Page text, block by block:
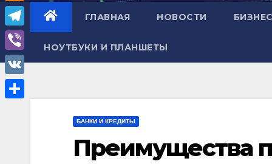
ГЛАВНАЯ НОВОСТИ
НОУТБУКИ И ПЛАНШЕТЫ
БАНКИ И КРЕДИТЫ
Преимущества
h
a
s
A
O
d
n
o
k
T
e
l
e
V
i
b
V